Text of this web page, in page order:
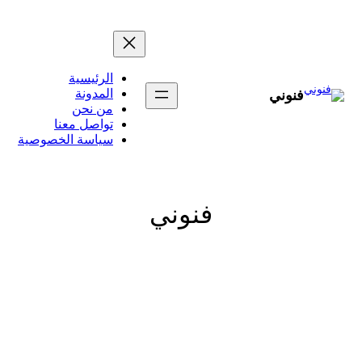
فنوني
الرئيسية
المدونة
من نحن
تواصل معنا
سياسة الخصوصية
فنوني